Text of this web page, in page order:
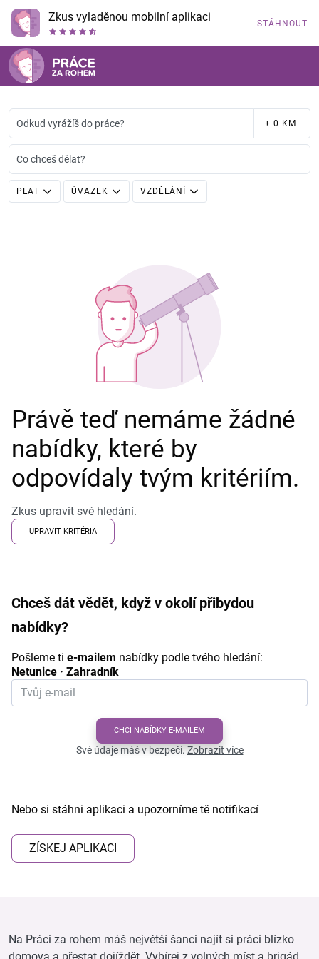
Zkus vyladěnou mobilní aplikaci STÁHNOUT
Odkud vyrážíš do práce? + 0 KM
Co chceš dělat?
PLAT ÚVAZEK VZDĚLÁNÍ
Právě teď nemáme žádné
nabídky, které by
odpovídaly tvým kritériím.
Zkus upravit své hledání.
UPRAVIT KRITÉRIA
Chceš dát vědět, když v okolí přibydou
nabídky?
Pošleme ti e-mailem nabídky podle tvého hledání:
Netunice · Zahradník
CHCI NABÍDKY E-MAILEM
Své údaje máš v bezpečí.Zobrazit více
Nebo si stáhni aplikaci a upozorníme tě notifikací
ZÍSKEJ APLIKACI
Na Práci za rohem máš největší šanci najít si práci blízko
domova a přestat dojíždět. Vybírej z volných míst a brigád